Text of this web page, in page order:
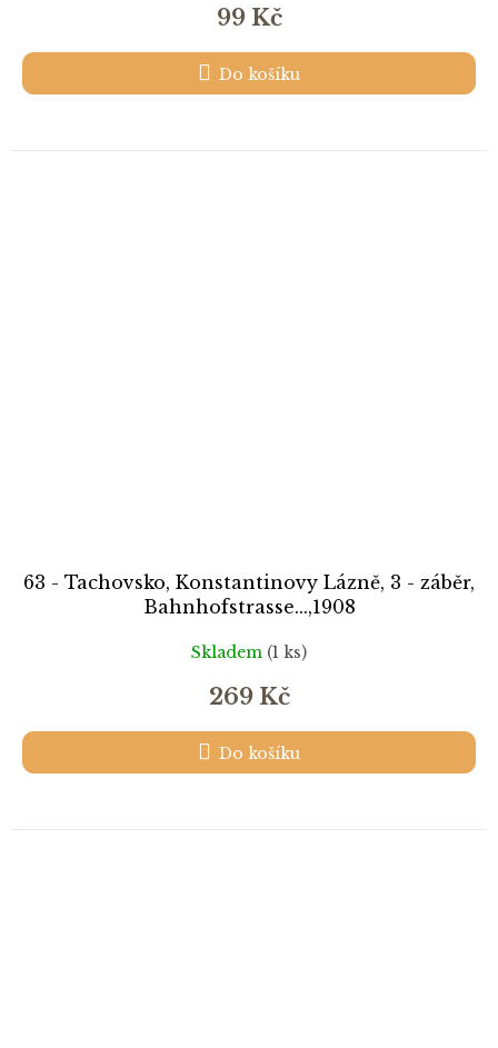
99 Kč
Do košíku
63 - Tachovsko, Konstantinovy Lázně, 3 - záběr,
Bahnhofstrasse...,1908
Skladem (1 ks)
269 Kč
Do košíku